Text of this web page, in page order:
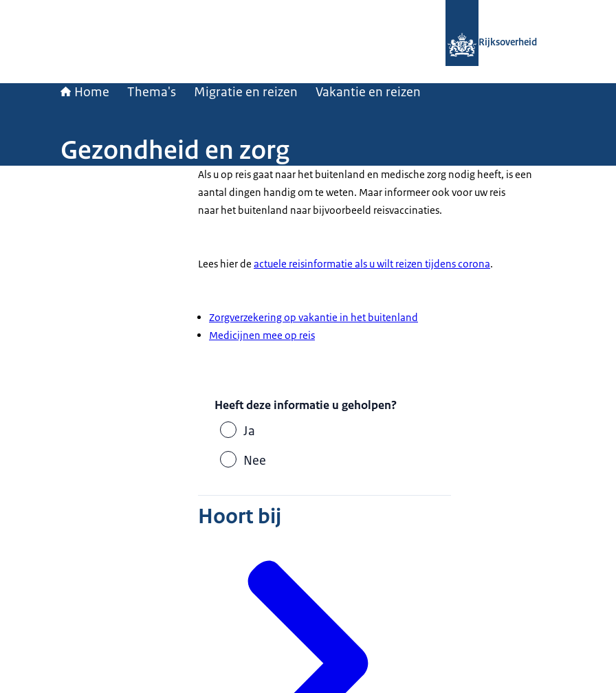
Rijksoverheid
Home Thema's Migratie en reizen Vakantie en reizen
Gezondheid en zorg
Als u op reis gaat naar het buitenland en medische zorg nodig heeft, is een
aantal dingen handig om te weten. Maar informeer ook voor uw reis
naar het buitenland naar bijvoorbeeld reisvaccinaties.
Lees hier de actuele reisinformatie als u wilt reizen tijdens corona.
Zorgverzekering op vakantie in het buitenland
Medicijnen mee op reis
Heeft deze informatie u geholpen?
Ja
Nee
Hoort bij